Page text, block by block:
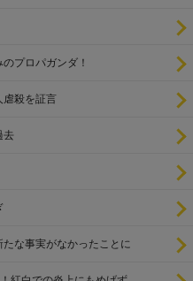
プロパガンダ！
虐殺を証言
去
な事実がなかったことに